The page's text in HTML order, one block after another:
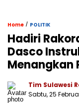
Home / POLITIK
Hadiri
Dasco
Menangkan
Tim Sulawesi
Sabtu, 25